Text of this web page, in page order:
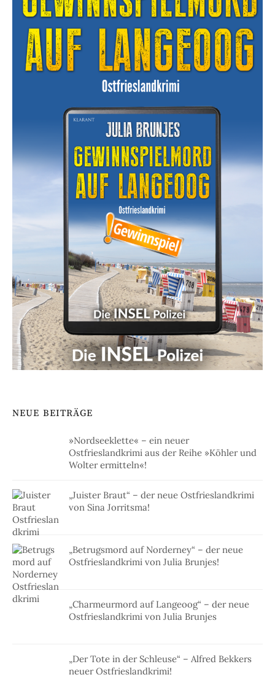
NEUE BEITRÄGE
»Nordseeklette« – ein neuer
Ostfrieslandkrimi aus der Reihe »Köhler und
Wolter ermitteln«!
„Juister Braut“ – der neue Ostfrieslandkrimi
von Sina Jorritsma!
„Betrugsmord auf Norderney“ – der neue
Ostfrieslandkrimi von Julia Brunjes!
„Charmeurmord auf Langeoog“ – der neue
Ostfrieslandkrimi von Julia Brunjes
„Der Tote in der Schleuse“ – Alfred Bekkers
neuer Ostfrieslandkrimi!